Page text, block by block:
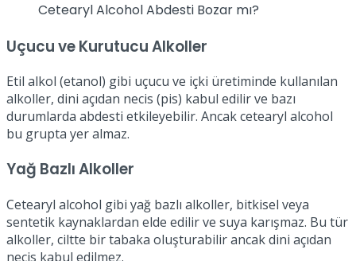
Cetearyl Alcohol Abdesti Bozar mı?
Uçucu ve Kurutucu Alkoller
Etil alkol (etanol) gibi uçucu ve içki üretiminde kullanılan
alkoller, dini açıdan necis (pis) kabul edilir ve bazı
durumlarda abdesti etkileyebilir. Ancak cetearyl alcohol
bu grupta yer almaz.
Yağ Bazlı Alkoller
Cetearyl alcohol gibi yağ bazlı alkoller, bitkisel veya
sentetik kaynaklardan elde edilir ve suya karışmaz. Bu tür
alkoller, ciltte bir tabaka oluşturabilir ancak dini açıdan
necis kabul edilmez.